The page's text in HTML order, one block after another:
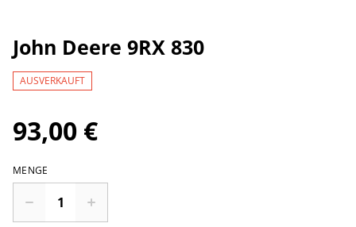
John Deere 9RX 830
AUSVERKAUFT
93,00 €
MENGE